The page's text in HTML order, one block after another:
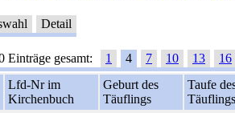
Detail
Einträge gesamt: 1 4 7 10 13
16
Lfd-Nr im
Kirchenbuch
Geburt des
Täuflings
Taufe
Täuflings